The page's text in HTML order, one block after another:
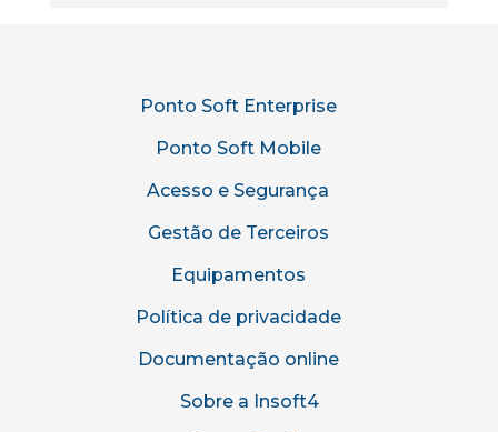
Ponto Soft Enterprise
Ponto Soft Mobile
Acesso e Segurança
Gestão de Terceiros
Equipamentos
Política de privacidade
Documentação online
Sobre a Insoft4